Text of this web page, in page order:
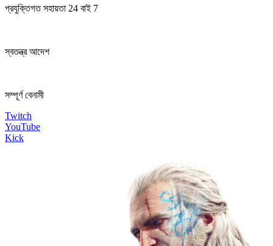
প্রযুক্তিগত সহায়তা 24 বাই 7
স্বতন্ত্র আদেশ
সম্পূর্ণ বেনামী
Twitch
YouTube
Kick